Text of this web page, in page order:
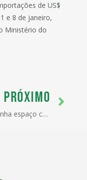
de US$
e 8 de janeiro,
Ministério do
PRÓXIMO
Brasil ganha espaço com a diversificação